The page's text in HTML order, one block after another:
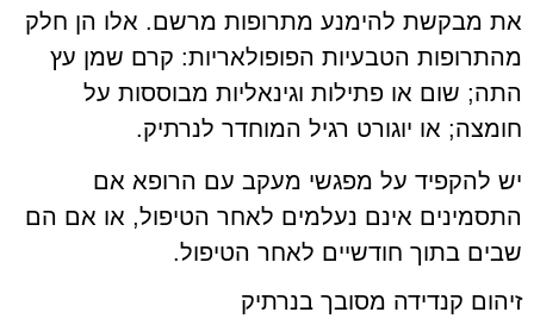
את מבקשת להימנע מתרופות מרשם. אלו הן חלק
מהתרופות הטבעיות הפופולאריות: קרם שמן עץ
התה; שום או פתילות וגינאליות מבוססות על
חומצה; או יוגורט רגיל המוחדר לנרתיק.
יש להקפיד על מפגשי מעקב עם הרופא אם
התסמינים אינם נעלמים לאחר הטיפול, או אם הם
שבים בתוך חודשיים לאחר הטיפול.
זיהום קנדידה מסובך בנרתיק